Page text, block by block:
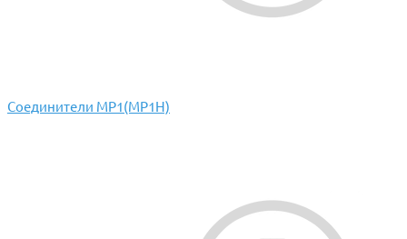
Соединители МР1(МР1Н)